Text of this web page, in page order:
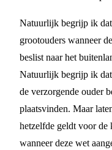
Natuurlijk begrijp ik
grootouders wanneer
beslist naar het
Natuurlijk begrijp ik
de verzorgende ouder
plaatsvinden. Maar
hetzelfde geldt voor de
wanneer deze wet